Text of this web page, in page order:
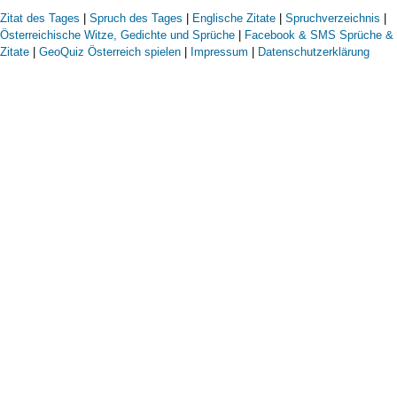
Zitat des Tages | Spruch des Tages | Englische Zitate | Spruchverzeichnis |
Österreichische Witze, Gedichte und Sprüche | Facebook & SMS Sprüche &
Zitate | GeoQuiz Österreich spielen | Impressum | Datenschutzerklärung